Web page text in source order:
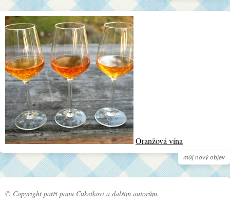
můj nový objev
Oranžová vína
© Copyright patří panu Cuketkovi a dalším autorům.